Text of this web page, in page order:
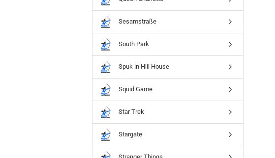
Sesamstraße
South Park
Spuk in Hill House
Squid Game
Star Trek
Stargate